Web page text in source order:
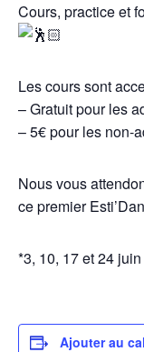
Cours, practice et
Les cours sont
– Gratuit pour les
– 5€ pour les non-
Nous vous
ce premier
*3, 10, 17 et 24 juin
Ajouter au